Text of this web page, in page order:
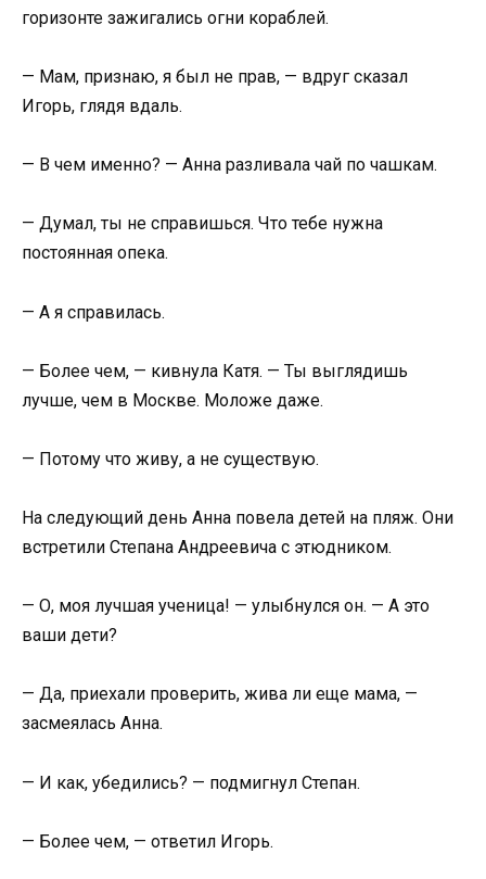
горизонте зажигались огни кораблей.
— Мам, признаю, я был не прав, — вдруг сказал
Игорь, глядя вдаль.
— В чем именно? — Анна разливала чай по чашкам.
— Думал, ты не справишься. Что тебе нужна
постоянная опека.
— А я справилась.
— Более чем, — кивнула Катя. — Ты выглядишь
лучше, чем в Москве. Моложе даже.
— Потому что живу, а не существую.
На следующий день Анна повела детей на пляж. Они
встретили Степана Андреевича с этюдником.
— О, моя лучшая ученица! — улыбнулся он. — А это
ваши дети?
— Да, приехали проверить, жива ли еще мама, —
засмеялась Анна.
— И как, убедились? — подмигнул Степан.
— Более чем, — ответил Игорь.